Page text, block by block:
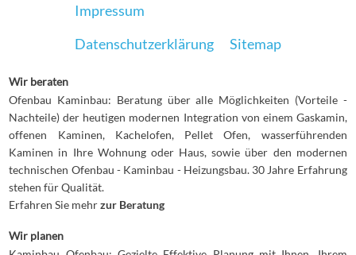
Impressum
Datenschutzerklärung
Sitemap
Wir beraten
Ofenbau Kaminbau: Beratung über alle Möglichkeiten (Vorteile -
Nachteile) der heutigen modernen Integration von einem Gaskamin,
offenen Kaminen, Kachelofen, Pellet Ofen, wasserführenden
Kaminen in Ihre Wohnung oder Haus, sowie über den modernen
technischen Ofenbau - Kaminbau - Heizungsbau. 30 Jahre Erfahrung
stehen für Qualität.
Erfahren Sie mehrzur Beratung
Wir planen